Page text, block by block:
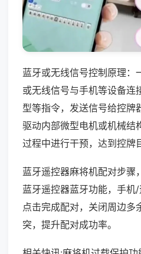
蓝牙或无线信号控制原理：
或无线信号与手机等设备连
型等指令，发送信号给控牌
驱动内部微型电机或机械结
过程中进行干预，达到控牌
蓝牙遥控器麻将机配对步骤
蓝牙遥控器蓝牙功能，手机/
点击完成配对，关闭周边多
突，提升配对成功率。